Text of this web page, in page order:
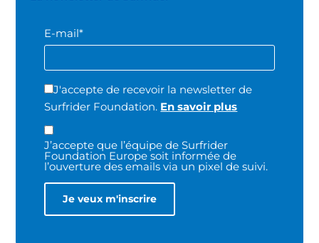
E-mail*
J'accepte de recevoir la newsletter de
Surfrider Foundation. En savoir plus
J’accepte que l’équipe de Surfrider
Foundation Europe soit informée de
l’ouverture des emails via un pixel de suivi.